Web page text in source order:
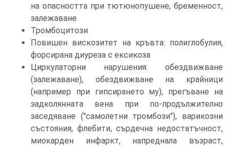
на опасността при тютюнопушене, бременност,
залежаване
Тромбоцитози
Повишен вискозитет на кръвта: полиглобулия,
форсирана диуреза с ексикоза
Циркулаторни нарушения: обездвижване
(залежаване), обездвижване на крайници
(например при гипсирането му), прегъване на
задколянната вена при по-продължително
заседяване ("самолетни тромбози"), варикозни
състояния, флебити, сърдечна недостатъчност,
миокарден инфаркт, напреднала възраст,